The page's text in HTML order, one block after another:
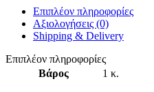
Επιπλέον πληροφορίες
Αξιολογήσεις (0)
Shipping & Delivery
Επιπλέον πληροφορίες
Βάρος
1 κ.